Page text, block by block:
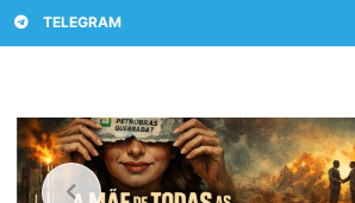
TELEGRAM